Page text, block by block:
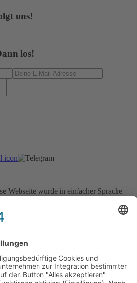
uns!
los!
Webseite wurde in einfacher Sprache